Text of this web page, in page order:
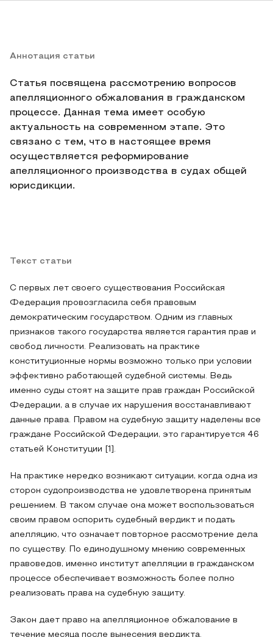
Аннотация статьи
Статья посвящена рассмотрению вопросов
апелляционного обжалования в гражданском
процессе. Данная тема имеет особую
актуальность на современном этапе. Это
связано с тем, что в настоящее время
осуществляется реформирование
апелляционного производства в судах общей
юрисдикции.
Текст статьи
С первых лет своего существования Российская
Федерация провозгласила себя правовым
демократическим государством. Одним из главных
признаков такого государства является гарантия прав и
свобод личности. Реализовать на практике
конституционные нормы возможно только при условии
эффективно работающей судебной системы. Ведь
именно суды стоят на защите прав граждан Российской
Федерации, а в случае их нарушения восстанавливают
данные права. Правом на судебную защиту наделены все
граждане Российской Федерации, это гарантируется 46
статьей Конституции [1].
На практике нередко возникают ситуации, когда одна из
сторон судопроизводства не удовлетворена принятым
решением. В таком случае она может воспользоваться
своим правом оспорить судебный вердикт и подать
апелляцию, что означает повторное рассмотрение дела
по существу. По единодушному мнению современных
правоведов, именно институт апелляции в гражданском
процессе обеспечивает возможность более полно
реализовать права на судебную защиту.
Закон дает право на апелляционное обжалование в
течение месяца после вынесения вердикта.